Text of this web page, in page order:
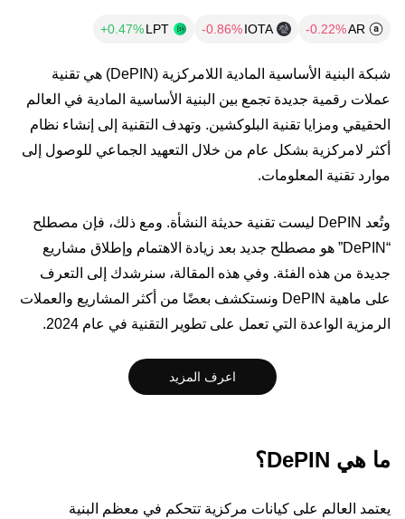
AR
IOTA
LPT
شبكة البنية الأساسية المادية اللامركزية (DePIN) هي تقنية
عملات رقمية جديدة تجمع بين البنية الأساسية المادية في العالم
الحقيقي ومزايا تقنية البلوكشين. وتهدف التقنية إلى إنشاء نظام
أكثر لامركزية بشكل عام من خلال التعهيد الجماعي للوصول إلى
موارد تقنية المعلومات.
وتُعد DePIN ليست تقنية حديثة النشأة. ومع ذلك، فإن مصطلح
“DePIN” هو مصطلح جديد بعد زيادة الاهتمام وإطلاق مشاريع
جديدة من هذه الفئة. وفي هذه المقالة، سنرشدك إلى التعرف
على ماهية DePIN ونستكشف بعضًا من أكثر المشاريع والعملات
الرمزية الواعدة التي تعمل على تطوير التقنية في عام 2024.
اعرف المزيد
ما هي DePIN؟
يعتمد العالم على كيانات مركزية تتحكم في معظم البنية